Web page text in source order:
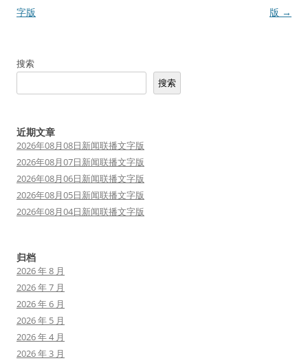
章
字版
版 →
搜索
搜索
近期文章
2026年08月08日新闻联播文字版
2026年08月07日新闻联播文字版
2026年08月06日新闻联播文字版
2026年08月05日新闻联播文字版
2026年08月04日新闻联播文字版
归档
2026 年 8 月
2026 年 7 月
2026 年 6 月
2026 年 5 月
2026 年 4 月
2026 年 3 月